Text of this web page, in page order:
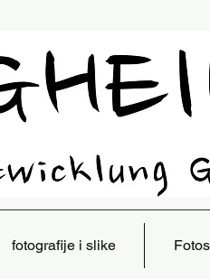
fotografije i slike